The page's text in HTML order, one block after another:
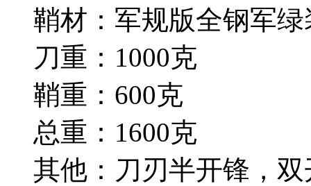
鞘材：军规版全钢军
刀重：1000克
鞘重：600克
总重：1600克
其他：刀刃半开锋，